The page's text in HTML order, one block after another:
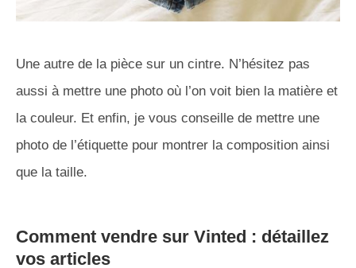
Une autre de la pièce sur un cintre. N’hésitez pas
aussi à mettre une photo où l’on voit bien la matière et
la couleur. Et enfin, je vous conseille de mettre une
photo de l’étiquette pour montrer la composition ainsi
que la taille.
Comment vendre sur Vinted : détaillez
vos articles